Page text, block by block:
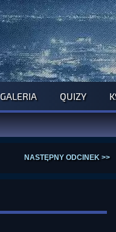
GALERIA QUIZY
NASTĘPNY ODCINEK >>